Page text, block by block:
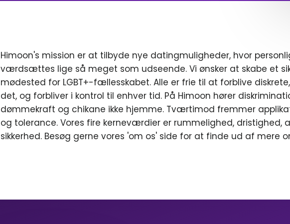
Himoon's mission er at tilbyde nye datingmuligheder, hvor
værdsættes lige så meget som udseende. Vi ønsker at skabe et
mødested for LGBT+-fællesskabet. Alle er frie til at forblive
det, og forbliver i kontrol til enhver tid. På Himoon hører
dømmekraft og chikane ikke hjemme. Tværtimod fremmer
og tolerance. Vores fire kerneværdier er rummelighed, dristighed,
sikkerhed. Besøg gerne vores 'om os' side for at finde ud af mere